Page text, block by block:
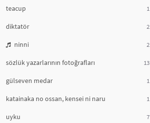
teacup 1
diktatör 2
ninni 2
sözlük yazarlarının fotoğrafları 13
gülseven medar 1
katainaka no ossan, kensei ni naru 1
uyku 7